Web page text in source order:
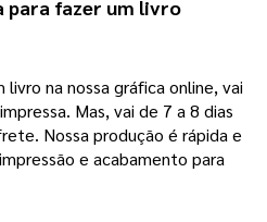
para fazer um livro
na nossa gráfica online, vai
Mas, vai de 7 a 8 dias
Nossa produção é rápida e
e acabamento para